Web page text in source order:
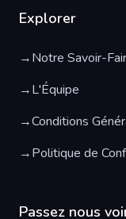
Explorer
→Notre Savoir-
→L'Équipe
→Conditions
→Politique de
Passez nous